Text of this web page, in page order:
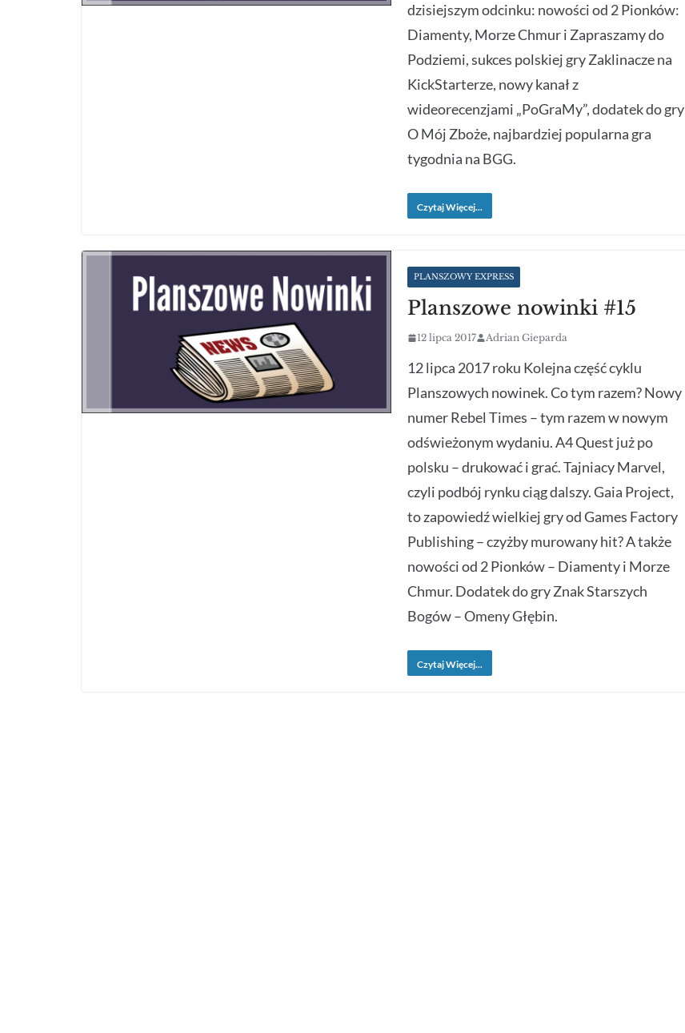
dzisiejszym odcinku: nowości od 2 Pionków:
Diamenty, Morze Chmur i Zapraszamy do
Podziemi, sukces polskiej gry Zaklinacze na
KickStarterze, nowy kanał z
wideorecenzjami „PoGraMy”, dodatek do gry
O Mój Zboże, najbardziej popularna gra
tygodnia na BGG.
Czytaj Więcej...
PLANSZOWY EXPRESS
Planszowe nowinki #15
12 lipca 2017 Adrian Gieparda
12 lipca 2017 roku Kolejna część cyklu
Planszowych nowinek. Co tym razem? Nowy
numer Rebel Times – tym razem w nowym
odświeżonym wydaniu. A4 Quest już po
polsku – drukować i grać. Tajniacy Marvel,
czyli podbój rynku ciąg dalszy. Gaia Project,
to zapowiedź wielkiej gry od Games Factory
Publishing – czyżby murowany hit? A także
nowości od 2 Pionków – Diamenty i Morze
Chmur. Dodatek do gry Znak Starszych
Bogów – Omeny Głębin.
Czytaj Więcej...